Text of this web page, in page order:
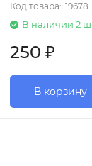
Код товара: 19678
В наличии 2
250 ₽
В корзину